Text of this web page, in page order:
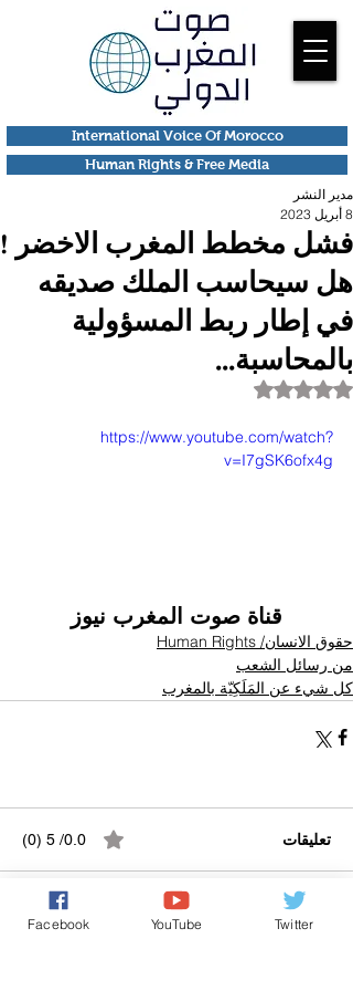
Human Rights & Free Media
International Voice Of Morocco
فشل مخطط المغرب الاخضر !
هل سيحاسب الملك صديقه
في إطار ربط المسؤولية
بالمحاسبة...
مدير النشر
8 أبريل 2023
تم التقييم بـ ليس رقمًا من أصل 5 نجوم.
https://www.youtube.com/watch?
v=I7gSK6ofx4g
قناة صوت المغرب نيوز
حقوق الانسان/ Human Rights
من رسائل الشعب
كل شيء عن المَلَكِيّة بالمغرب
تعليقات 0.0/ 5 (0)
التعليق والتقييم... Facebook YouTube Twitter